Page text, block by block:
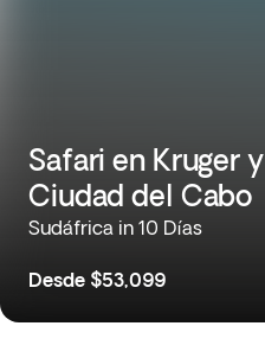
Safari en Kruger y
Ciudad del Cabo
Sudáfrica in 10 Días
Desde $53,099